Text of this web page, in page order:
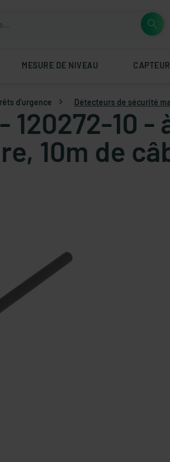
MESURE DE NIVEAU
d'urgence Détecteurs de sécurité
10
10m de